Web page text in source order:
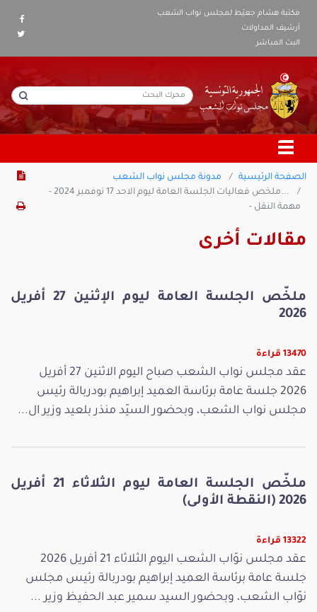
مكتبة هشام جعيّط لمجلس نواب الشعب
أرشيف المداولات
البث المباشر
الصفحة الرئيسية
مدونة مجلس نواب الشعب
...ملخص فعاليات الجلسة العامة ليوم الاحد 17 نوفمبر 2024 -
مهمة النقل -
مقالات أخرى
ملخّص الجلسة العامة ليوم الإثنين 27 أفريل
2026
13470 قراءة
عقد مجلس نواب الشعب صباح اليوم الاثنين 27 أفريل
2026 جلسة عامة برئاسة العميد إبراهيم بودربالة رئيس
مجلس نواب الشعب، وبحضور السيّد منذر بلعيد وزير ال...
ملخّص الجلسة العامة ليوم الثلاثاء 21 أفريل
2026 (النقطة الأولى)
13322 قراءة
عقد مجلس نوّاب الشعب اليوم الثلاثاء 21 أفريل 2026
جلسة عامة برئاسة العميد إبراهيم بودربالة رئيس مجلس
نوّاب الشعب، وبحضور السيد سمير عبد الحفيظ وزير ...